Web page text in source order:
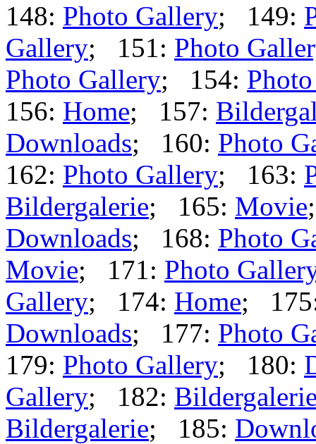
148: Photo Gallery; 149:
Gallery; 151: Photo
Photo Gallery; 154:
156: Home; 157:
Downloads; 160: Photo
162: Photo Gallery; 163:
Bildergalerie; 165: Movie
Downloads; 168: Photo
Movie; 171: Photo
Gallery; 174: Home;
Downloads; 177: Photo
179: Photo Gallery; 180:
Gallery; 182:
Bildergalerie; 185: